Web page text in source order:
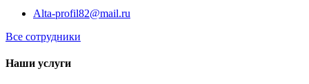
Alta-profil82@mail.ru
Все сотрудники
Наши услуги